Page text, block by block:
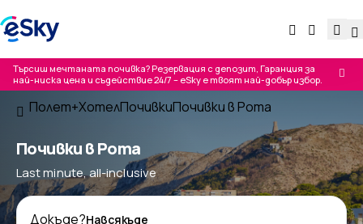
Търсиш мечтаната почивка? Резервация с депозит, Гаранция за
най-ниска цена и съдействие 24/7 – eSky е твоят най-добър избор.
Полет+ХотелПочивкиПочивки в Рота
Почивки в Рота
Last minute, all-inclusive
Докъде?